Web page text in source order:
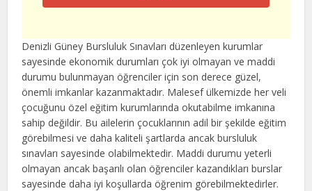
alan
boş
bırakılmalıdır
Denizli Güney Bursluluk Sınavları düzenleyen kurumlar
sayesinde ekonomik durumları çok iyi olmayan ve maddi
durumu bulunmayan öğrenciler için son derece güzel,
önemli imkanlar kazanmaktadır. Malesef ülkemizde her veli
çocuğunu özel eğitim kurumlarında okutabilme imkanına
sahip değildir. Bu ailelerin çocuklarının adil bir şekilde eğitim
görebilmesi ve daha kaliteli şartlarda ancak bursluluk
sınavları sayesinde olabilmektedir. Maddi durumu yeterli
olmayan ancak başarılı olan öğrenciler kazandıkları burslar
sayesinde daha iyi koşullarda öğrenim görebilmektedirler.